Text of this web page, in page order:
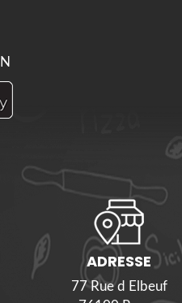
ADRESSE
77 Rue d Elbeuf